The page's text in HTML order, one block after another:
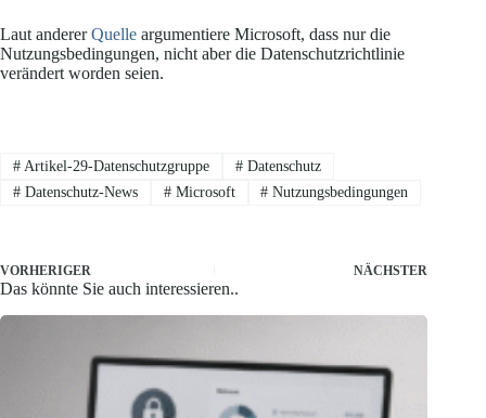
Laut andererQuelle argumentiere Microsoft, dass nur die
Nutzungsbedingungen, nicht aber die Datenschutzrichtlinie
verändert worden seien.
#Artikel-29-Datenschutzgruppe #Datenschutz
#Datenschutz-News #Microsoft # Nutzungsbedingungen
VORHERIGER NÄCHSTER
Das könnte Sie auch interessieren..